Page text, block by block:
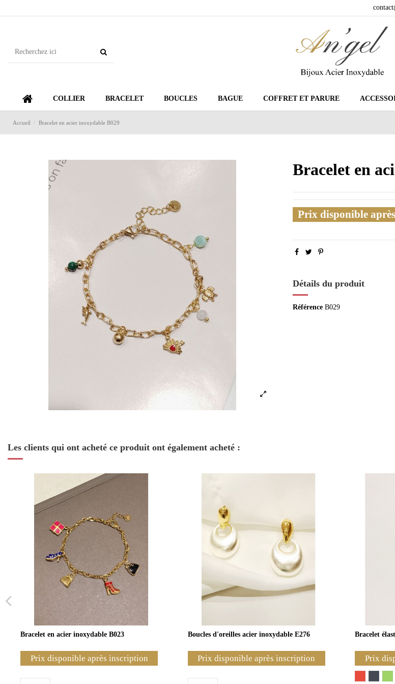
COLLIER BRACELET BOUCLES BAGUE COFFRET ET PARURE
Accueil Bracelet en acier inoxydable B029
Bracelet en
Prix disponible
Détails du produit
Référence B029
Les clients qui ont acheté ce produit ont également acheté :
Bracelet en acier inoxydable B023
Prix disponible après inscription
Boucles d'oreilles acier inoxydable E276
Prix disponible après inscription
Bracelet
Prix